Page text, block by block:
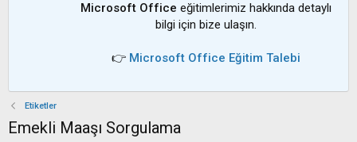
Microsoft Office eğitimlerimiz hakkında detaylı
bilgi için bize ulaşın.
👉 Microsoft Office Eğitim Talebi
Etiketler
Emekli Maaşı Sorgulama